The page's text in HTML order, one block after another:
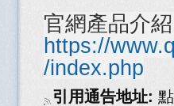
官網產品介
https://
/index.php
引用通告地址: